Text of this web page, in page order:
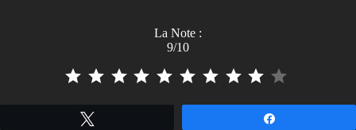
La Note :
9/10
⭐